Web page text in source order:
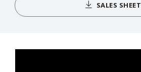
SALES SHEET